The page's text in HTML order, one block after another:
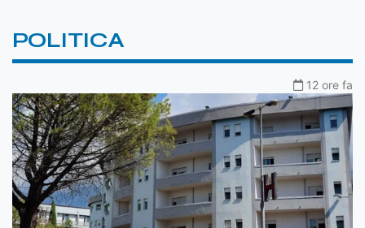
POLITICA
12 ore fa